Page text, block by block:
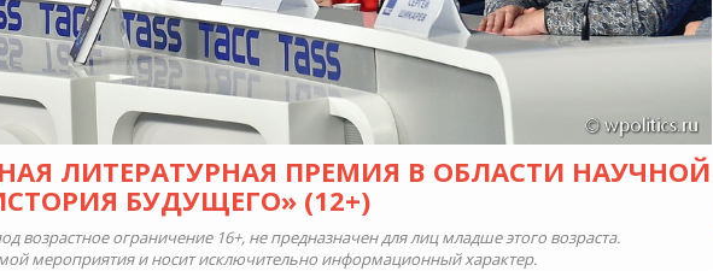
ЛИТЕРАТУРНАЯ ПРЕМИЯ В ОБЛАСТИ НАУЧНОЙ
БУДУЩЕГО» (12+)
возрастное ограничение 16+, не предназначен для лиц младше этого возраста.
мероприятия и носит исключительно информационный характер.